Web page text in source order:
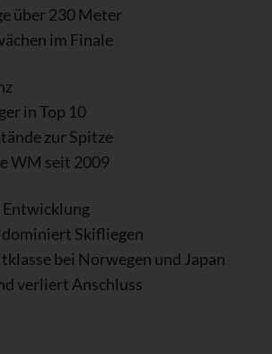
über 230 Meter
im Finale
in Top 10
zur Spitze
WM seit 2009
dominiert Skifliegen
bei Norwegen und Japan
verliert Anschluss